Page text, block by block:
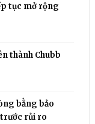
tục mở rộng
thành Chubb
bằng bảo
rủi ro